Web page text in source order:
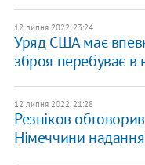
12 липня 2022, 23:24
Уряд США має
зброя перебуває в
12 липня 2022, 21:28
Резніков
Німеччини надання